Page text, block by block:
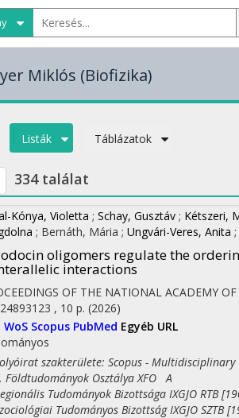
Miklós (Biofizika)
Listák Táblázatok
334 találat
Kónya, Violetta ; Schay, Gusztáv ; Kétszeri,
; Bernáth, Mária ; Ungvári-Veres, Anita ;
oligomers regulate the
interactions
OF THE NATIONAL ACADEMY
, 10 p. (2026)
WoS Scopus PubMed Egyéb URL
szakterülete: Scopus - Multidisciplinary
Osztálya XFO A
Tudományok Bizottsága IXGJO RTB
Tudományos Bizottság IXGJO SZTB